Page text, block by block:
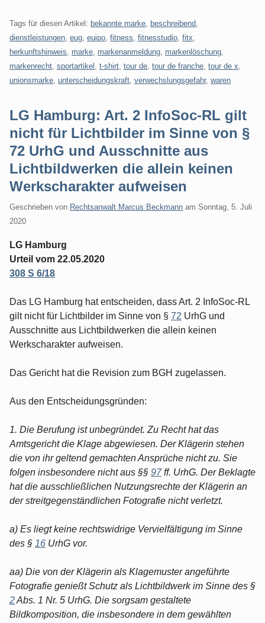
Tags für diesen Artikel: bekannte marke beschreibend
dienstleistungen eug euipo fitness fitnesstudio fitx
herkunftshinweis
marke markenanmeldung markenlöschung
markenrecht sportartikel t-shirt tour de tour de franche tour de x
unionsmarke unterscheidungskraft verwechslungsgefahr, waren
LG Hamburg: Art. 2 InfoSoc-RL gilt
nicht für Lichtbilder im Sinne von §
72 UrhG und Ausschnitte aus
Lichtbildwerken die allein keinen
Werkscharakter aufweisen
Geschrieben von Rechtsanwalt Marcus Beckmann am Sonntag, 5. Juli
2020
LG Hamburg
Urteil vom 22.05.2020
308 S 6/18
Das LG Hamburg hat entscheiden, dass Art. 2 InfoSoc-RL
gilt nicht für Lichtbilder im Sinne von § 72 UrhG und
Ausschnitte aus Lichtbildwerken die allein keinen
Werkscharakter aufweisen.
Das Gericht hat die Revision zum BGH zugelassen.
Aus den Entscheidungsgründen:
1. Die Berufung ist unbegründet. Zu Recht hat das
Amtsgericht die Klage abgewiesen. Der Klägerin stehen
die von ihr geltend gemachten Ansprüche nicht zu. Sie
folgen insbesondere nicht aus §§ 97ff. UrhG. Der Beklagte
hat die ausschließlichen Nutzungsrechte der Klägerin an
der streitgegenständlichen Fotografie nicht verletzt.
a) Es liegt keine rechtswidrige Vervielfältigung im Sinne
des § 16 UrhG vor.
aa) Die von der Klägerin als Klagemuster angeführte
Fotografie genießt Schutz als Lichtbildwerk im Sinne des §
2Abs. 1 Nr. 5 UrhG. Die sorgsam gestaltete
Bildkomposition, die insbesondere in dem gewählten